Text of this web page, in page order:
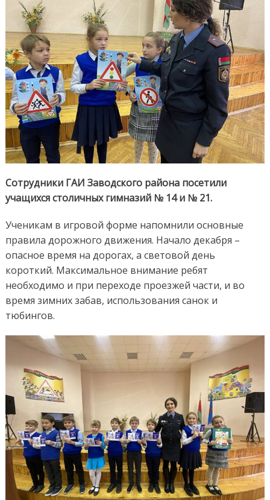
Сотрудники ГАИ Заводского района посетили
учащихся столичных гимназий № 14 и № 21.
Ученикам в игровой форме напомнили основные
правила дорожного движения. Начало декабря –
опасное время на дорогах, а световой день
короткий. Максимальное внимание ребят
необходимо и при переходе проезжей части, и во
время зимних забав, использования санок и
тюбингов.